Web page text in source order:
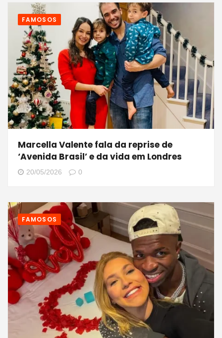
FAMOSOS
Marcella Valente fala da reprise de
‘Avenida Brasil’ e da vida em Londres
20/05/2026 0
FAMOSOS